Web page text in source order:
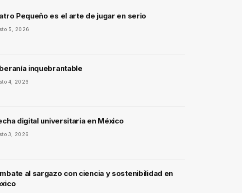
Pequeño es el arte de jugar en serio
5, 2026
inquebrantable
4, 2026
digital universitaria en México
3, 2026
al sargazo con ciencia y sostenibilidad en